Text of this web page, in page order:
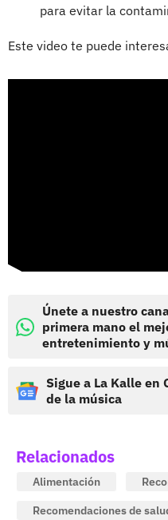
para evitar la
Este video te puede
Únete a nuestro
primera mano el
entretenimiento y
Sigue a La Kalle en
de la música
Relacionados
Alimentación
Recomendaciones de